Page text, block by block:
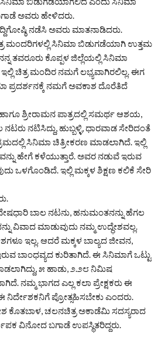
ಅವರು ಹೇಳಿದರು.
ನಡೆಸಿ ಅವರು ಮಾತನಾಡಿದರು.
ಮಂದರಿಗಳಲ್ಲಿ ಸಿನಿಮಾ ಬಿಡುಗಡೆಯಾಗಿ ಉತ್ತಮ
ತವರೂರು ಕೊಪ್ಪಳ ಜಿಲ್ಲೆಯಲ್ಲಿ ಸಿನಿಮಾ
ಇಲ್ಲಿ ಚಿತ್ರ ಮಂದಿರ ನಮಗೆ ಲಭ್ಯವಾಗಿರಲಿಲ್ಲ. ಈಗ
ಪ್ರದರ್ಶನಕ್ಕೆ ನಮಗೆ ಅವಕಾಶ ದೊರೆತಿದೆ
ಶ್ರೀರಾಮನ ಪಾತ್ರದಲ್ಲಿ ಸಮರ್ಥ ಆಶಯ,
ನಟಿಸಿದ್ದು, ಹುಬ್ಬಳ್ಳಿ, ಧಾರವಾಡ ಸೇರಿದಂತೆ
ಸಿನಿಮಾ ಚಿತ್ರೀಕರಣ ಮಾಡಲಾಗಿದೆ. ಇಲ್ಲಿ
ಹೇಗೆ ಕಳೆಯುತ್ತಾರೆ. ಅವರ ನಡುವೆ ಇರುವ
ಒಳಗೊಂಡಿದೆ. ಇಲ್ಲಿ ಮಕ್ಕಳ ಶಿಕ್ಷಣ ಕಲಿಕೆ ಸೇರಿ
ಬಾಲ ನಟನು, ಹನುಮಂತನನ್ನು ಹೆಗಲ
ವಿವಾದ ಮಾಡುವುದು ನಮ್ಮ ಉದ್ಧೇಶವಲ್ಲ.
ಇಲ್ಲ. ಆದರೆ ಮಕ್ಕಳ ಬಾಲ್ಯದ ಜೀವನ,
ಬಾಂಧವ್ಯದ ಕುರಿತಾಗಿದೆ. ಈ ಸಿನಿಮಾಗೆ ಒಟ್ಟು
೫ ಹಾಡು, ೨.೨೮ ನಿಮಿಷ
ನಮ್ಮ ಭಾಗದ ಎಲ್ಲ ಕಲಾ ಪ್ರೇಕ್ಷಕರು ಈ
ಪ್ರೋತ್ಸಹಿಸಬೇಕು ಎಂದರು.
ಕೊತಬಾಳ, ಚಲನಚಿತ್ರ ಅಕಾಡೆಮಿ ಸದಸ್ಯರಾದ
ವಿನೋದ ಬಗಾಡೆ ಉಪಸ್ಥಿತರಿದ್ದರು.